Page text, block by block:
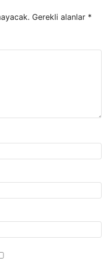
Gerekli alanlar *